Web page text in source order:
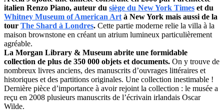
italien Renzo Piano, auteur du siège du New York Times et du
Whitney Museum of American Art à New York mais aussi de la
tour The Shard à Londres. Cette partie moderne relie la villa à la
maison brownstone en créant un atrium lumineux particulièrement
agréable.
La Morgan Library & Museum abrite une formidable
collection de plus de 350 000 objets et documents. On y trouve de
nombreux livres anciens, des manuscrits d’ouvrages littéraires et
historiques et des partitions originales. Une collection inestimable !
Dernière pièce d’importance à avoir rejoint la collection : le musée a
reçu en 2008 plusieurs manuscrits de l’écrivain irlandais Oscar
Wilde.